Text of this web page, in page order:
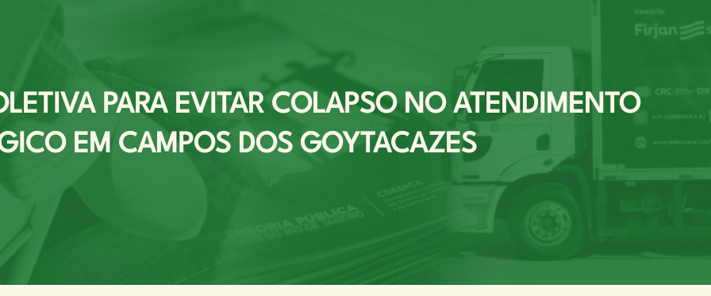
PARA EVITAR COLAPSO NO ATENDIMENTO
EM CAMPOS DOS GOYTACAZES